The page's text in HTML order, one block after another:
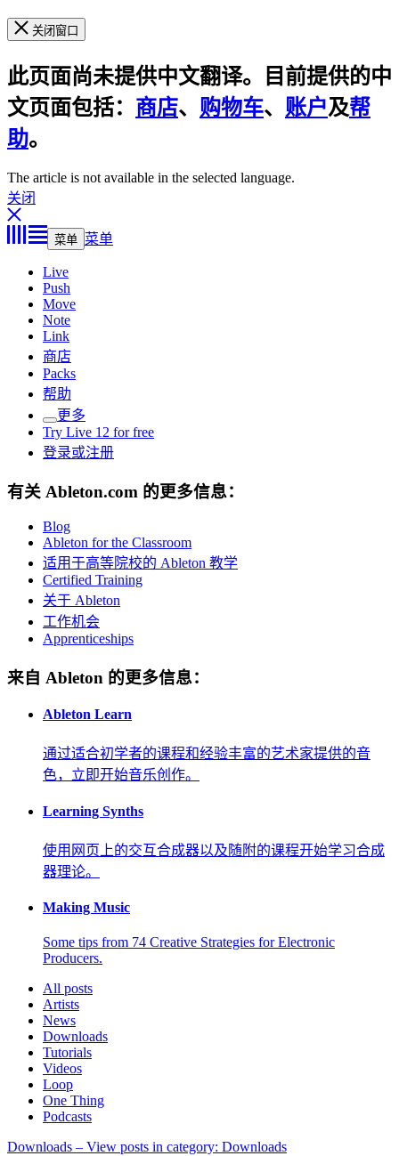
关闭窗口
此页面尚未提供中文翻译。目前提供的中
文页面包括： 商店、 购物车、 账户及帮
助。
The article is not available in the selected language.
关闭
菜单 菜单
Live
Push
Move
Note
Link
商店
Packs
帮助
更多
Try Live 12 for free
登录或注册
有关 Ableton.com 的更多信息：
Blog
Ableton for the Classroom
适用于高等院校的 Ableton 教学
Certified Training
关于 Ableton
工作机会
Apprenticeships
来自 Ableton 的更多信息：
Ableton Learn
通过适合初学者的课程和经验丰富的艺术家提供的音
色，立即开始音乐创作。
Learning Synths
使用网页上的交互合成器以及随附的课程开始学习合成
器理论。
Making Music
Some tips from 74 Creative Strategies for Electronic
Producers.
All posts
Artists
News
Downloads
Tutorials
Videos
Loop
One Thing
Podcasts
Downloads – View posts in category: Downloads